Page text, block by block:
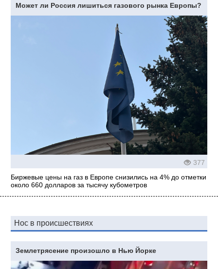
Может ли Россия лишиться газового рынка Европы?
377
Биржевые цены на газ в Европе снизились на 4% до отметки
около 660 долларов за тысячу кубометров
Нос в происшествиях
Землетрясение произошло в Нью Йорке